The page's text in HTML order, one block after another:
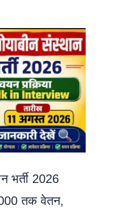
भर्ती 2026
तक वेतन,